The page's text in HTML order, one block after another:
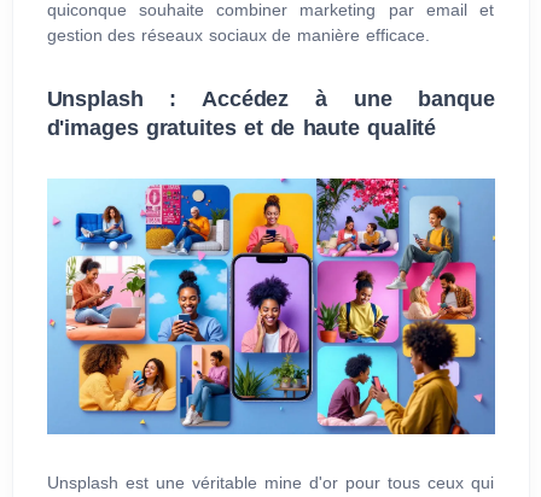
quiconque souhaite combiner marketing par email et
gestion des réseaux sociaux de manière efficace.
Unsplash : Accédez à une banque
d'images gratuites et de haute qualité
Unsplash est une véritable mine d'or pour tous ceux qui